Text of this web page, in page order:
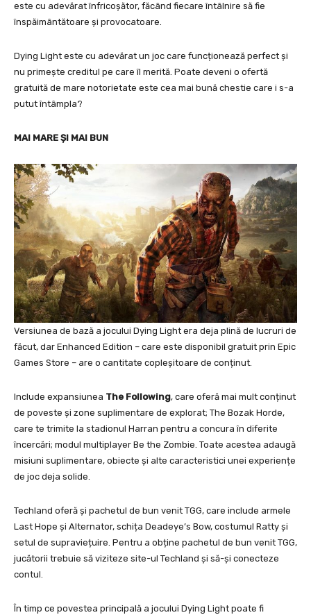
este cu adevărat înfricoșător, făcând fiecare întâlnire să fie
înspăimântătoare și provocatoare.
Dying Light este cu adevărat un joc care funcționează perfect și
nu primește creditul pe care îl merită. Poate deveni o ofertă
gratuită de mare notorietate este cea mai bună chestie care i s-a
putut întâmpla?
MAI MARE ȘI MAI BUN
Versiunea de bază a jocului Dying Light era deja plină de lucruri de
făcut, dar Enhanced Edition – care este disponibil gratuit prin Epic
Games Store – are o cantitate copleșitoare de conținut.
Include expansiunea The Following, care oferă mai mult conținut
de poveste și zone suplimentare de explorat; The Bozak Horde,
care te trimite la stadionul Harran pentru a concura în diferite
încercări; modul multiplayer Be the Zombie. Toate acestea adaugă
misiuni suplimentare, obiecte și alte caracteristici unei experiențe
de joc deja solide.
Techland oferă și pachetul de bun venit TGG, care include armele
Last Hope și Alternator, schița Deadeye’s Bow, costumul Ratty și
setul de supraviețuire. Pentru a obține pachetul de bun venit TGG,
jucătorii trebuie să viziteze site-ul Techland și să-și conecteze
contul.
În timp ce povestea principală a jocului Dying Light poate fi